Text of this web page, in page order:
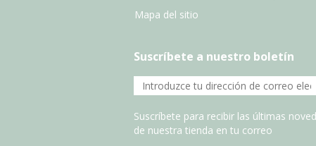
Mapa del sitio
Suscríbete a nuestro boletín
Suscríbete para recibir las últimas
de nuestra tienda en tu correo